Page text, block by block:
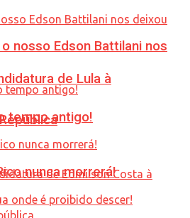
de Lula à
nosso Edson Battilani nos
tempo antigo!
nunca morrerá!